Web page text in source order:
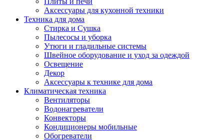
Аксессуары для кухонной техники
Техника для дома
Стирка и Сушка
Пылесосы и уборка
Утюги и гладильные системы
Швейное оборудование и уход за одеждой
Освещение
Декор
Аксессуары к технике для дома
Климатическая техника
Вентиляторы
Водонагреватели
Конвекторы
Кондиционеры мобильные
Обогреватели